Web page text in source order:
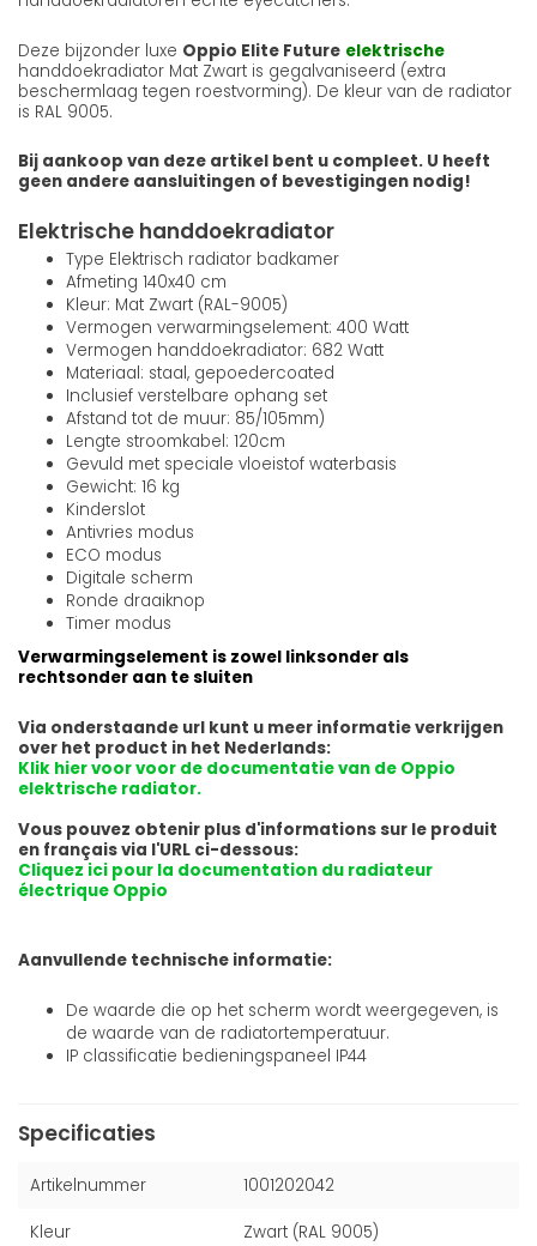
Deze bijzonder luxe Oppio Elite Future elektrische
handdoekradiator Mat Zwart is gegalvaniseerd (extra
beschermlaag tegen roestvorming). De kleur van de radiator
is RAL 9005.
Bij aankoop van deze artikel bent u compleet. U heeft
geen andere aansluitingen of bevestigingen nodig!
Elektrische handdoekradiator
Type Elektrisch radiator badkamer
Afmeting 140x40 cm
Kleur: Mat Zwart (RAL-9005)
Vermogen verwarmingselement: 400 Watt
Vermogen handdoekradiator: 682 Watt
Materiaal: staal, gepoedercoated
Inclusief verstelbare ophang set
Afstand tot de muur: 85/105mm)
Lengte stroomkabel: 120cm
Gevuld met speciale vloeistof waterbasis
Gewicht: 16 kg
Kinderslot
Antivries modus
ECO modus
Digitale scherm
Ronde draaiknop
Timer modus
Verwarmingselement is zowel linksonder als
rechtsonder aan te sluiten
Via onderstaande url kunt u meer informatie verkrijgen
over het product in het Nederlands:
Klik hier voor voor de documentatie van de Oppio
elektrische radiator.
Vous pouvez obtenir plus d'informations sur le produit
en français via l'URL ci-dessous:
Cliquez ici pour la documentation du radiateur
électrique Oppio
Aanvullende technische informatie:
De waarde die op het scherm wordt weergegeven, is
de waarde van de radiatortemperatuur.
IP classificatie bedieningspaneel IP44
Specificaties
Artikelnummer 1001202042
Kleur Zwart (RAL 9005)